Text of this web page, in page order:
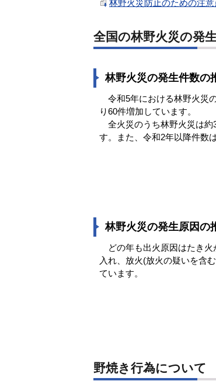
林野火災防止のための注意
全国の林野火災の発
林野火災の発生件数の
令和5年における林野火災
り60件増加しています。
全火災のうち林野火災は約
す。また、令和2年以降件数
林野火災の発生原因の
どの年も出火原因はたき火
入れ、放火(放火の疑いを含
ています。
野焼き行為について